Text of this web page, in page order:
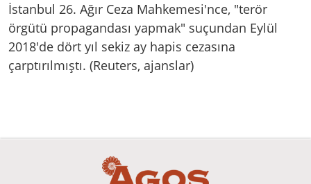
İstanbul 26. Ağır Ceza Mahkemesi'nce, "terör
örgütü propagandası yapmak" suçundan Eylül
2018'de dört yıl sekiz ay hapis cezasına
çarptırılmıştı. (Reuters, ajanslar)